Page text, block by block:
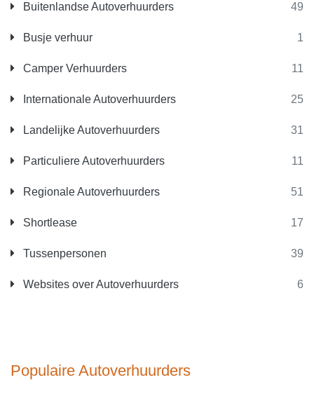
Buitenlandse Autoverhuurders 49
Busje verhuur 1
Camper Verhuurders 11
Internationale Autoverhuurders 25
Landelijke Autoverhuurders 31
Particuliere Autoverhuurders 11
Regionale Autoverhuurders 51
Shortlease 17
Tussenpersonen 39
Websites over Autoverhuurders 6
Populaire Autoverhuurders